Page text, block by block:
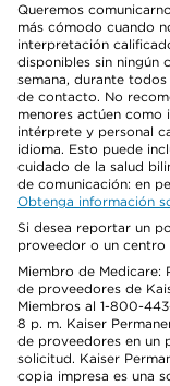
Queremos
más cómodo cuando
interpretación
disponibles sin ningún
semana, durante
de contacto. No
menores actúen como
intérprete y personal
idioma. Esto puede
cuidado de la salud
de comunicación: en
Obtenga información
Si desea reportar un
proveedor o un centro
Miembro de
de proveedores de
Miembros al 1-800-
8 p. m. Kaiser
de proveedores en un
solicitud. Kaiser
copia impresa es una